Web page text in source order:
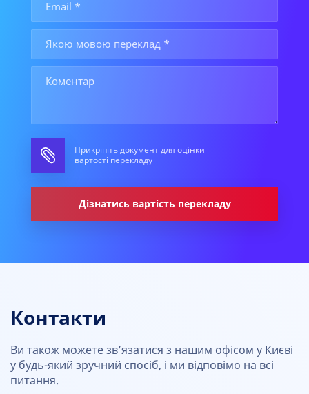
Прикріпіть документ для оцінки
вартості перекладу
Дізнатись вартість перекладу
Контакти
Ви також можете зв’язатися з нашим офісом у Києві
у будь-який зручний спосіб, і ми відповімо на всі
питання.